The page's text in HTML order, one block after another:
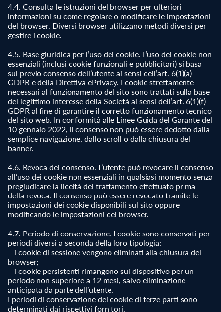
4.4. Consulta le istruzioni del browser per ulteriori
informazioni su come regolare o modificare le impostazioni
del browser. Diversi browser utilizzano metodi diversi per
gestire i cookie.
4.5. Base giuridica per l’uso dei cookie. L’uso dei cookie non
essenziali (inclusi cookie funzionali e pubblicitari) si basa
sul previo consenso dell’utente ai sensi dell’art. 6(1)(a)
GDPR e della Direttiva ePrivacy. I cookie strettamente
necessari al funzionamento del sito sono trattati sulla base
del legittimo interesse della Società ai sensi dell’art. 6(1)(f)
GDPR al fine di garantire il corretto funzionamento tecnico
del sito web. In conformità alle Linee Guida del Garante del
10 gennaio 2022, il consenso non può essere dedotto dalla
semplice navigazione, dallo scroll o dalla chiusura del
banner.
4.6. Revoca del consenso. L’utente può revocare il consenso
all’uso dei cookie non essenziali in qualsiasi momento senza
pregiudicare la liceità del trattamento effettuato prima
della revoca. Il consenso può essere revocato tramite le
impostazioni dei cookie disponibili sul sito oppure
modificando le impostazioni del browser.
4.7. Periodo di conservazione. I cookie sono conservati per
periodi diversi a seconda della loro tipologia:
– i cookie di sessione vengono eliminati alla chiusura del
browser;
– i cookie persistenti rimangono sul dispositivo per un
periodo non superiore a 12 mesi, salvo eliminazione
anticipata da parte dell’utente.
I periodi di conservazione dei cookie di terze parti sono
determinati dai rispettivi fornitori.